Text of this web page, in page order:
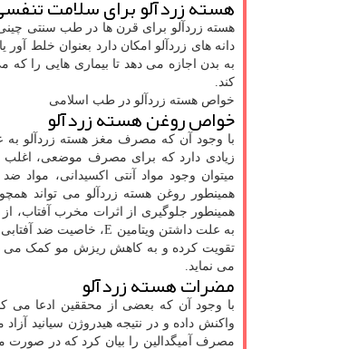
هسته زردآلو برای سلامت
هسته زردآلو برای قرن ها در طب سنتی
دانه های زردآلو امکان دارد بعنوان خلط
به بدن اجازه می دهد تا بیماری هایی را
کند.
خواص هسته زردآلو در طب اسلامی
خواص روغن هسته زردآلو
با وجود آن که مصرف مغز هسته زردآلو
زیادی دارد که برای مصرف موضعی،
میتوان وجود مواد آنتی اکسیدانی،
همینطور روغن هسته زردآلو می تواند
همینطور جلوگیری از اثرات مخرب آفتاب،
می نماید.
مضرات هسته زردآلو
با وجود آن که بعضی از محققین ادعا می
واکنش داده و در نتیجه هیدروژن سیانید
مصرف آمیگدالین را بیان کرد که در صورت